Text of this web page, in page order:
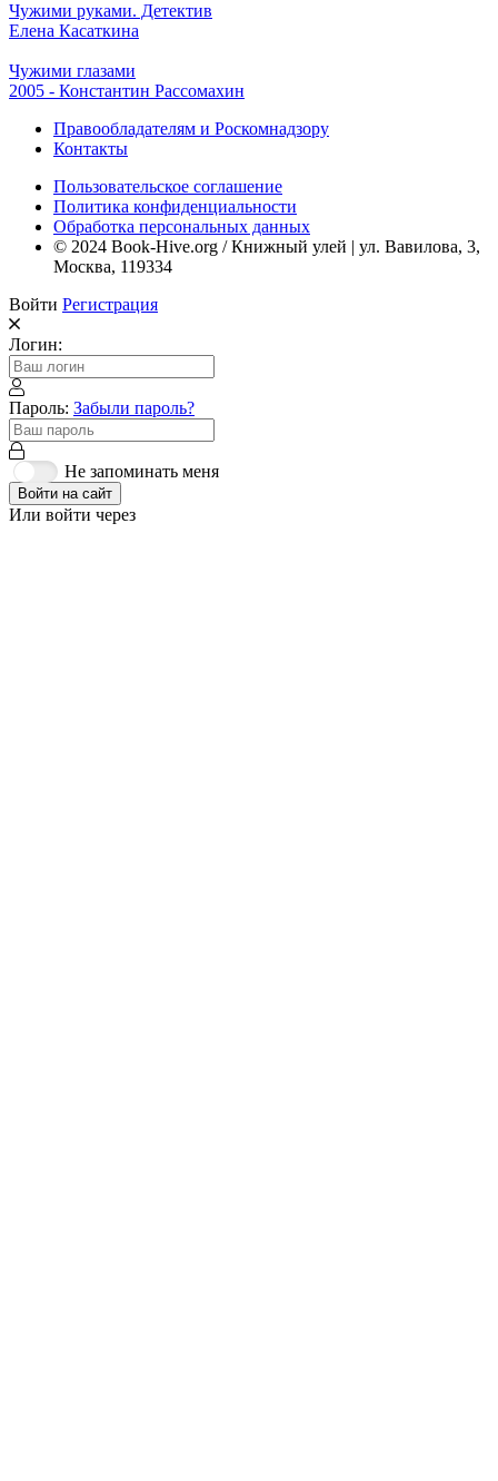
Чужими руками. Детектив
Елена Касаткина
Чужими глазами
2005 - Константин Рассомахин
Правообладателям и Роскомнадзору
Контакты
Пользовательское соглашение
Политика конфиденциальности
Обработка персональных данных
© 2024 Book-Hive.org / Книжный улей | ул. Вавилова, 3,
Москва, 119334
Войти Регистрация
Логин:
Пароль: Забыли пароль?
Не запоминать меня
Войти на сайт
Или войти через